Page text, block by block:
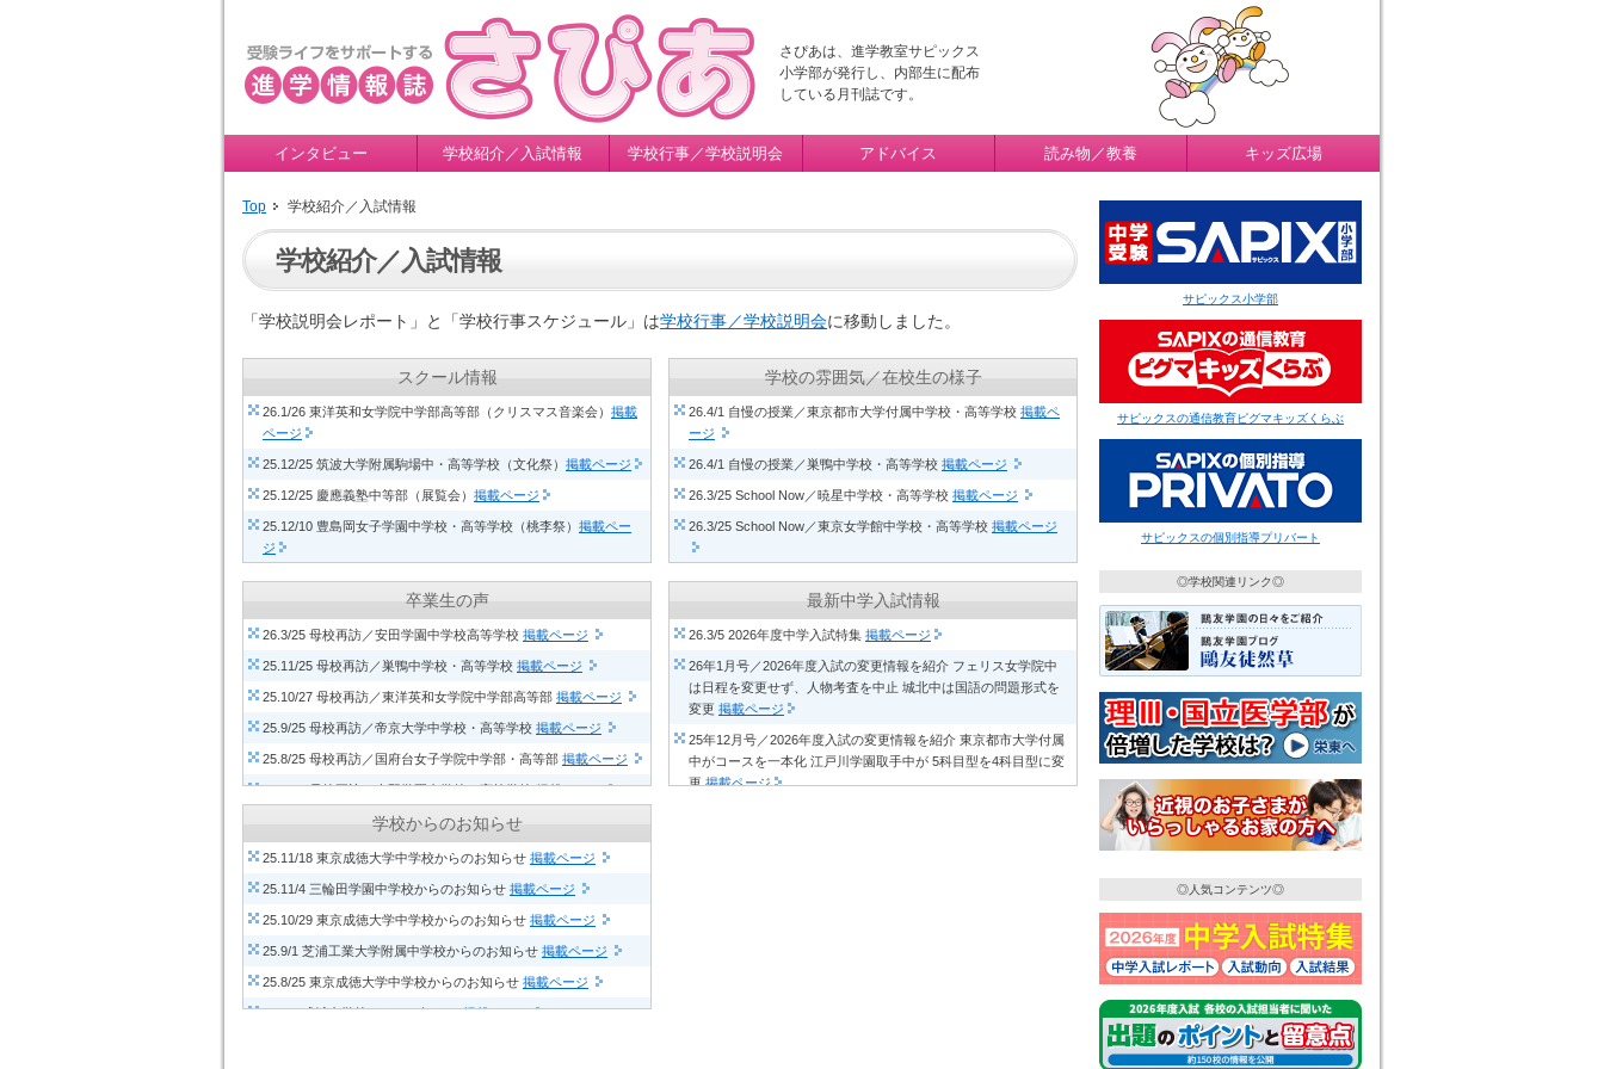
さぴあは、進学教室サピックス
小学部が発行し、内部生に配布
している月刊誌です。
インタビュー 学校紹介／入試情報 学校行事／学校説明会 アドバイス 読み物／教養 キッズ広場
Top 学校紹介／入試情報
学校紹介／入試情報
「学校説明会レポート」と「学校行事スケジュール」は学校行事／学校説明会に移動しました。
スクール情報
26.1/26 東洋英和女学院中学部高等部（クリスマス音楽会） 掲載
ページ
25.12/25 筑波大学附属駒場中・高等学校（文化祭） 掲載ページ
25.12/25 慶應義塾中等部（展覧会） 掲載ページ
25.12/10 豊島岡女子学園中学校・高等学校（桃李祭） 掲載ペー
ジ
25.11/25 慶應義塾普通部（労作展）掲載ページ
25.11/25 桜蔭中学校高等学校（文化祭）
25.10/27 鷗友学園女子中学高等学校（かもめ祭）掲載ページ
25.10/27 開成中学校・高等学校（開成祭） 掲載ページ
25.7/25 桐朋中学校・高等学校（桐朋祭）掲載ページ
25.7/25 栄東中学・高等学校（栄東祭）掲載ページ
25.7/25 灘中学校・灘高等学校（文化祭） 掲載ページ
25.6/25 開成中学校・高等学校（開成大運動会）
学校の雰囲気／在校生の様子
26.4/1 自慢の授業／東京都市大学付属中学校・高等学校 掲載ペ
ージ
26.4/1 自慢の授業／巣鴨中学校・高等学校 掲載ページ
26.3/25 School Now／暁星中学校・高等学校 掲載ページ
26.3/25 School Now／東京女学館中学校・高等学校 掲載ページ
26.1/26 自慢の授業／本郷中学校・高等学校掲載ページ
25.12/25 Spotlight／光塩女子学院中等科・高等科
25.12/25 School Now／松本秀峰中等教育学校
25.12/25 School Now／市川中学校・高等学校掲載ページ
25.12/19 Spotlight／順天中学校・高等学校
25.11/25 Spotlight／東邦大学付属東邦中学校・高等学校 掲載ペー
ジ
25.11/25 未来を期待される学校／盛岡中央高等学校附属中学校
卒業生の声
26.3/25 母校再訪／安田学園中学校高等学校 掲載ページ
25.11/25 母校再訪／巣鴨中学校・高等学校 掲載ページ
25.10/27 母校再訪／東洋英和女学院中学部高等部 掲載ページ
25.9/25 母校再訪／帝京大学中学校・高等学校 掲載ページ
25.8/25 母校再訪／国府台女子学院中学部・高等部 掲載ページ
25.8/25 母校再訪／上野学園中学校・高等学校掲載ページ
25.8/25 母校再訪／吉祥女子中学・高等学校
最新中学入試情報
26.3/5 2026年度中学入試特集 掲載ページ
26年1月号／2026年度入試の変更情報を紹介 フェリス女学院中
は日程を変更せず、人物考査を中止 城北中は国語の問題形式を
変更 掲載ページ
25年12月号／2026年度入試の変更情報を紹介 東京都市大学付属
中がコースを一本化 江戸川学園取手中が 5科目型を4科目型に変
更掲載ページ
学校からのお知らせ
25.11/18 東京成徳大学中学校からのお知らせ 掲載ページ
25.11/4 三輪田学園中学校からのお知らせ 掲載ページ
25.10/29 東京成徳大学中学校からのお知らせ 掲載ページ
25.9/1 芝浦工業大学附属中学校からのお知らせ 掲載ページ
25.8/25 東京成徳大学中学校からのお知らせ 掲載ページ
25.8/8 成城中学校からのお知らせ掲載ページ
サピックス小学部
サピックスの通信教育ピグマキッズくらぶ
サピックスの個別指導プリバート
◎学校関連リンク◎
◎人気コンテンツ◎